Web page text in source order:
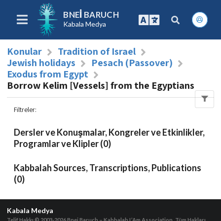
BNEI BARUCH
Kabala Medya
Konular
Tradition of Israel
Jewish holidays
Pesach (Passover)
Exodus from Egypt
Borrow Kelim [Vessels] from the Egyptians
Filtreler:
Dersler ve Konuşmalar, Kongreler ve Etkinlikler,
Programlar ve Klipler (0)
Kabbalah Sources, Transcriptions, Publications
(0)
Kabala Medya
Telif Hakkı © 2003-2026Bnei Baruch – Kabbalah L’Am Association, Tüm Hakları